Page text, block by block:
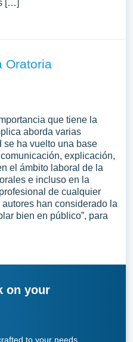
[…]
Oratoria
que tiene la
aborda varias
se ha vuelto una base
explicación,
el ámbito laboral de la
e incluso en la
de cualquier
han considerado la
bien en público”, para
on your
to your needs.